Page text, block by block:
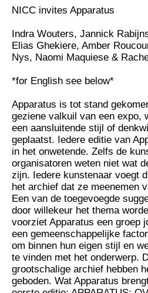
NICC invites Apparatus
Indra Wouters, Jannick
Elias Ghekiere, Amber
Nys, Naomi Maquiese &
*for English see below*
Apparatus is tot stand
geziene valkuil van een expo,
een aansluitende stijl of
geplaatst. Iedere editie van
in het onwetende. Zelfs de
organisatoren weten niet wat
zijn. Iedere kunstenaar voegt
het archief dat ze meenemen
Een van de toegevoegde
door willekeur het thema
voorziet Apparatus een groep
een gemeenschappelijke
om binnen hun eigen stijl en
te vinden met het onderwerp.
grootschalige archief hebben
geboden. Wat Apparatus